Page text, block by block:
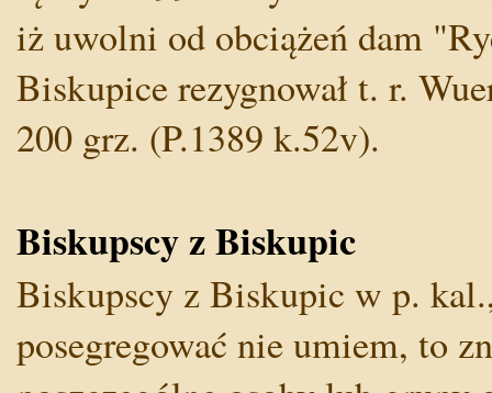
iż uwolni od obciążeń dam
Biskupice rezygnował t. r.
200 grz. (P.1389 k.52v).
Biskupscy z Biskupic
Biskupscy z Biskupic w p.
posegregować nie umiem, to